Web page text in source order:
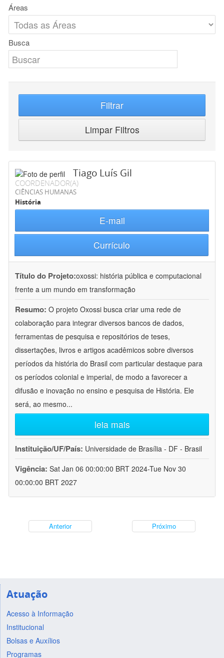
Áreas
Busca
Filtrar
Limpar Filtros
Tiago Luís Gil
COORDENADOR(A)
CIÊNCIAS HUMANAS
História
E-mail
Currículo
Título do Projeto:oxossi: história pública e computacional
frente a um mundo em transformação
Resumo: O projeto Oxossi busca criar uma rede de
colaboração para integrar diversos bancos de dados,
ferramentas de pesquisa e repositórios de teses,
dissertações, livros e artigos acadêmicos sobre diversos
períodos da história do Brasil com particular destaque para
os períodos colonial e imperial, de modo a favorecer a
difusão e inovação no ensino e pesquisa de História. Ele
será, ao mesmo...
leia mais
Instituição/UF/País: Universidade de Brasília - DF - Brasil
Vigência: Sat Jan 06 00:00:00 BRT 2024-Tue Nov 30
00:00:00 BRT 2027
Anterior Próximo
Atuação
Acesso à Informação
Institucional
Bolsas e Auxílios
Programas